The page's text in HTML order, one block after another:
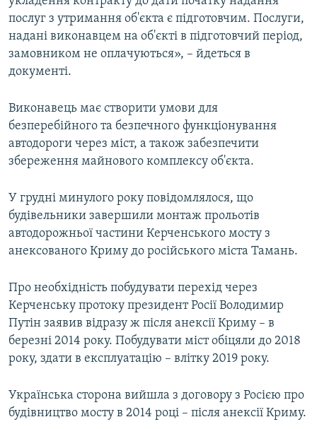
послуг з утримання об'єкта є підготовчим. Послуги,
надані виконавцем на об'єкті в підготовчий період,
замовником не оплачуються», – йдеться в
документі.
Виконавець має створити умови для
безперебійного та безпечного функціонування
автодороги через міст, а також забезпечити
збереження майнового комплексу об'єкта.
У грудні минулого року повідомлялося, що
будівельники завершили монтаж прольотів
автодорожньої частини Керченського мосту з
анексованого Криму до російського міста Тамань.
Про необхідність побудувати перехід через
Керченську протоку президент Росії Володимир
Путін заявив відразу ж після анексії Криму – в
березні 2014 року. Побудувати міст обіцяли до 2018
року, здати в експлуатацію – влітку 2019 року.
Українська сторона вийшла з договору з Росією про
будівництво мосту в 2014 році – після анексії Криму.